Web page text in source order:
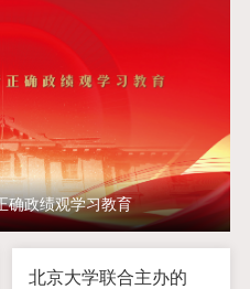
确政绩观学习教育
北京大学联合主办的